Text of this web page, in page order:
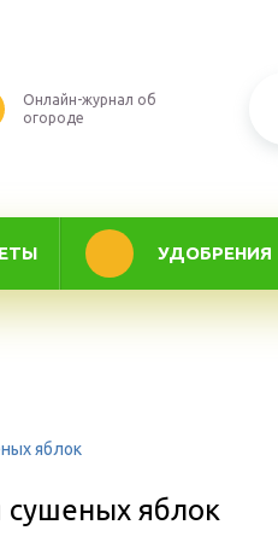
Онлайн-журнал об
огороде
УДОБРЕНИЯ
яблок
сушеных яблок